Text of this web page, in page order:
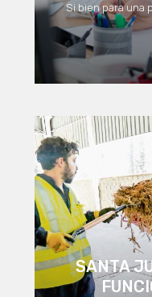
Si bien para una
SANTA